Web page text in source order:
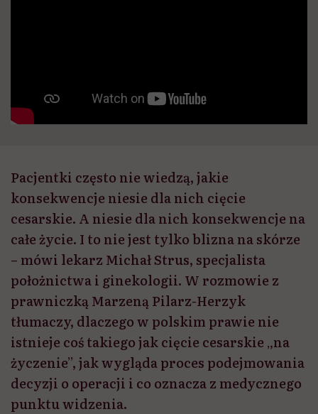
Pacjentki często nie wiedzą, jakie
konsekwencje niesie dla nich cięcie
cesarskie. A niesie dla nich konsekwencje na
całe życie. I to nie jest tylko blizna na skórze
– mówi lekarz Michał Strus, specjalista
położnictwa i ginekologii. W rozmowie z
prawniczką Marzeną Pilarz-Herzyk
tłumaczy, dlaczego w polskim prawie nie
istnieje coś takiego jak cięcie cesarskie „na
życzenie”, jak wygląda proces podejmowania
decyzji o operacji i co oznacza z medycznego
punktu widzenia.